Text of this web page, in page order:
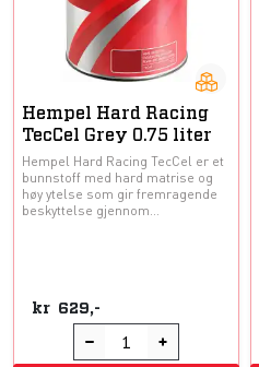
Hempel Hard Racing
TecCel Grey 0.75 liter
Hempel Hard Racing TecCel er et
bunnstoff med hard matrise og
høy ytelse som gir fremragende
beskyttelse gjennom...
kr 629,-